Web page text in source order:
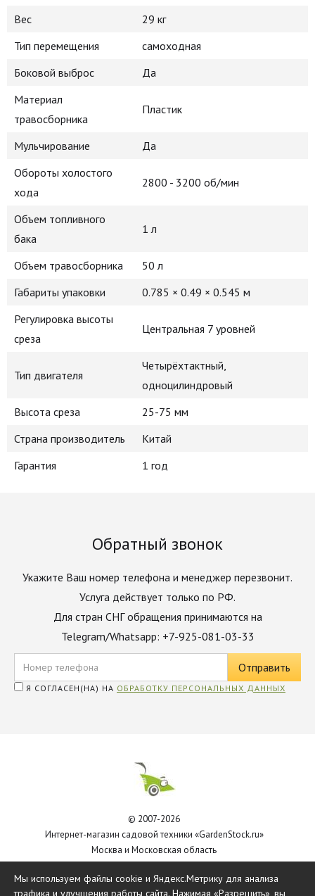
Вес
29 кг
Тип перемещения
самоходная
Боковой выброс
Да
Материал
травосборника
Пластик
Мульчирование
Да
Обороты холостого
хода
2800 - 3200 об/мин
Объем топливного
бака
1 л
Объем травосборника
50 л
Габариты упаковки
0.785 × 0.49 × 0.545 м
Регулировка высоты
среза
Центральная 7 уровней
Тип двигателя
Четырёхтактный,
одноцилиндровый
Высота среза
25-75 мм
Страна производитель
Китай
Гарантия
1 год
Обратный звонок
Укажите Ваш номер телефона и менеджер перезвонит.
Услуга действует только по РФ.
Для стран СНГ обращения принимаются на
Telegram/Whatsapp: +7-925-081-03-33
Я СОГЛАСЕН(НА) НА ОБРАБОТКУ ПЕРСОНАЛЬНЫХ ДАННЫХ
© 2007-2026
Интернет-магазин садовой техники «GardenStock.ru»
Москва и Московская область
Мы используем файлы cookie и Яндекс.Метрику для анализа
трафика и улучшения работы сайта. Нажимая «Разрешить», вы